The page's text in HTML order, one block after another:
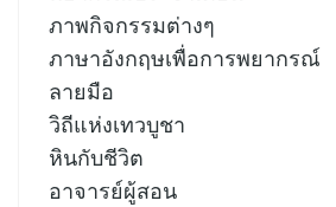
ภาพกิจกรรมต่างๆ
ภาษาอังกฤษเพื่อการพยากรณ์
ลายมือ
วิถีแห่งเทวบูชา
หินกับชีวิต
อาจารย์ผู้สอน